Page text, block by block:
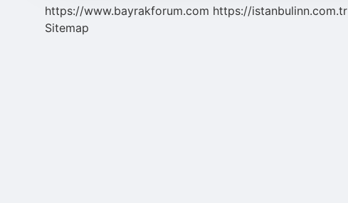
https://www.bayrakforum.com https://istanbulinn.com.tr
Sitemap